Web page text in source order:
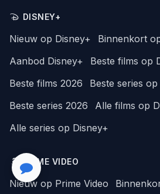
DISNEY+
Nieuw op Disney+
Binnenkort
Aanbod Disney+
Beste films op
Beste films 2026
Beste series
Beste series 2026
Alle films op
Alle series op Disney+
PRIME VIDEO
Nieuw op Prime Video